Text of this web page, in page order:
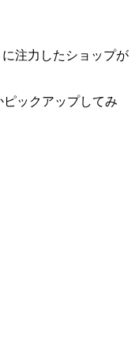
注力したショップが
ックアップしてみ